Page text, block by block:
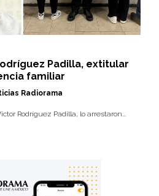
Padilla, extitular
familiar
Radiorama
Rodríguez Padilla, lo arrestaron...